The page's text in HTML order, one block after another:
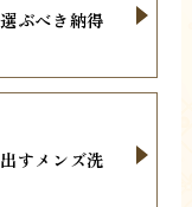
ぶべき納得
すメンズ洗